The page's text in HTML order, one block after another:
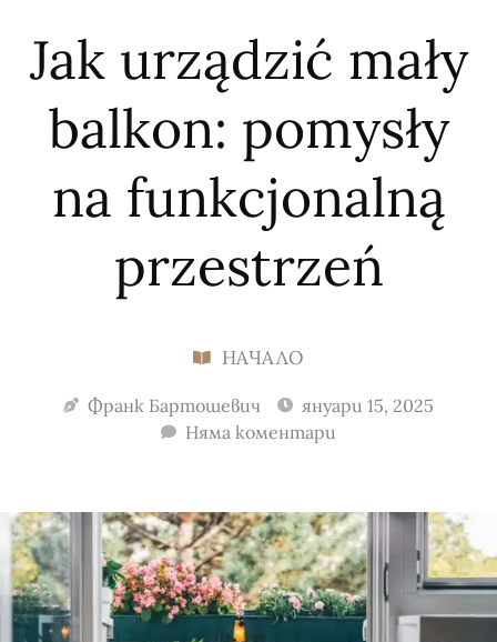
Jak urządzić mały
balkon: pomysły
na funkcjonalną
przestrzeń
НАЧАЛО
Франк Бартошевич
януари 15, 2025
Няма коментари